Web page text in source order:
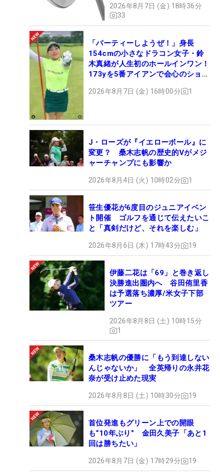
2026年8月7日 (金) 18時36分
33
「パーティーしようぜ！」身長
154cmの小さなドラコン女子・鈴
木真緒が人生初のホールインワン！
173yを5番アイアンで会心のショッ
2026年8月7日 (金) 16時00分 1
J・ローズが『イエローボール』に
変更？ 桑木志帆の歴史的Vがメジ
ャーチャンプにも影響か
2026年8月4日 (火) 10時02分 1
笹生優花が6度目のジュニアイベン
ト開催 ゴルフを通じて伝えたいこ
と「真剣だけど、それを楽しむ」
2026年8月6日 (木) 17時43分 19
伊藤二花は「69」と巻き返し
決勝進出圏内へ 谷田侑里香
は予選落ち濃厚/米女子下部
ツアー
2026年8月8日 (土) 10時15分
1
桑木志帆の優勝に「もう到達しない
んじゃないか」 全英帰りの永井花
奈が受け止めた現実
2026年8月8日 (土) 10時30分 19
首位発進もグリーン上での開眼
も“10年ぶり” 金田久美子「あと1
回は勝ちたい」
2026年8月7日 (金) 17時29分 19